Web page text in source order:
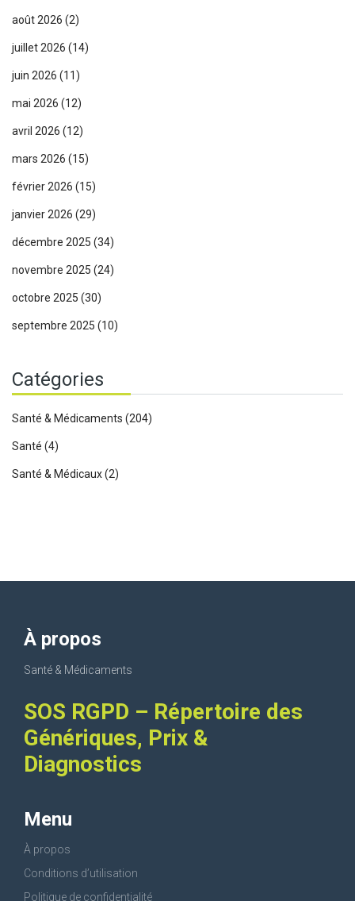
août 2026 (2)
juillet 2026 (14)
juin 2026 (11)
mai 2026 (12)
avril 2026 (12)
mars 2026 (15)
février 2026 (15)
janvier 2026 (29)
décembre 2025 (34)
novembre 2025 (24)
octobre 2025 (30)
septembre 2025 (10)
Catégories
Santé & Médicaments (204)
Santé (4)
Santé & Médicaux(2)
À propos
Santé & Médicaments
SOS RGPD – Répertoire des
Génériques, Prix &
Diagnostics
Menu
À propos
Conditions d’utilisation
Politique de confidentialité